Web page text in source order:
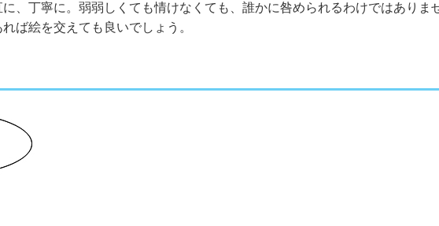
、丁寧に。弱弱しくても情けなくても、誰かに咎められるわけではありま
ば絵を交えても良いでしょう。